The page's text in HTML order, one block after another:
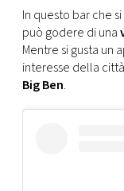
In questo bar che
può godere di una
Mentre si gusta un
interesse della
Big Ben.